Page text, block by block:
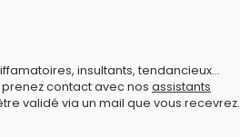
insultants, tendancieux...
contact avec nos assistants
validé via un mail que vous recevrez.